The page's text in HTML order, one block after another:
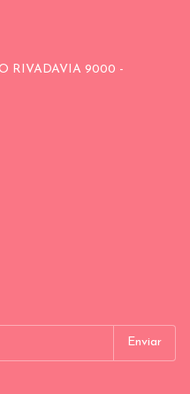
RIVADAVIA 9000 -